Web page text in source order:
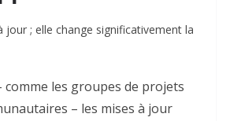
jour ; elle change significativement la
les groupes de projets
– les mises à jour